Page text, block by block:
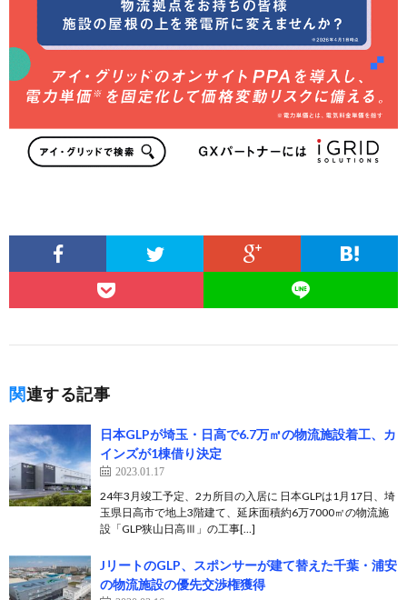
関連する記事
日本GLPが埼玉・日高で6.7万㎡の物流施設着工、カ
インズが1棟借り決定
2023.01.17
24年3月竣工予定、2カ所目の入居に 日本GLPは1月17日、埼
玉県日高市で地上3階建て、延床面積約6万7000㎡の物流施
設「GLP狭山日高Ⅲ」の工事[…]
JリートのGLP、スポンサーが建て替えた千葉・浦安
の物流施設の優先交渉権獲得